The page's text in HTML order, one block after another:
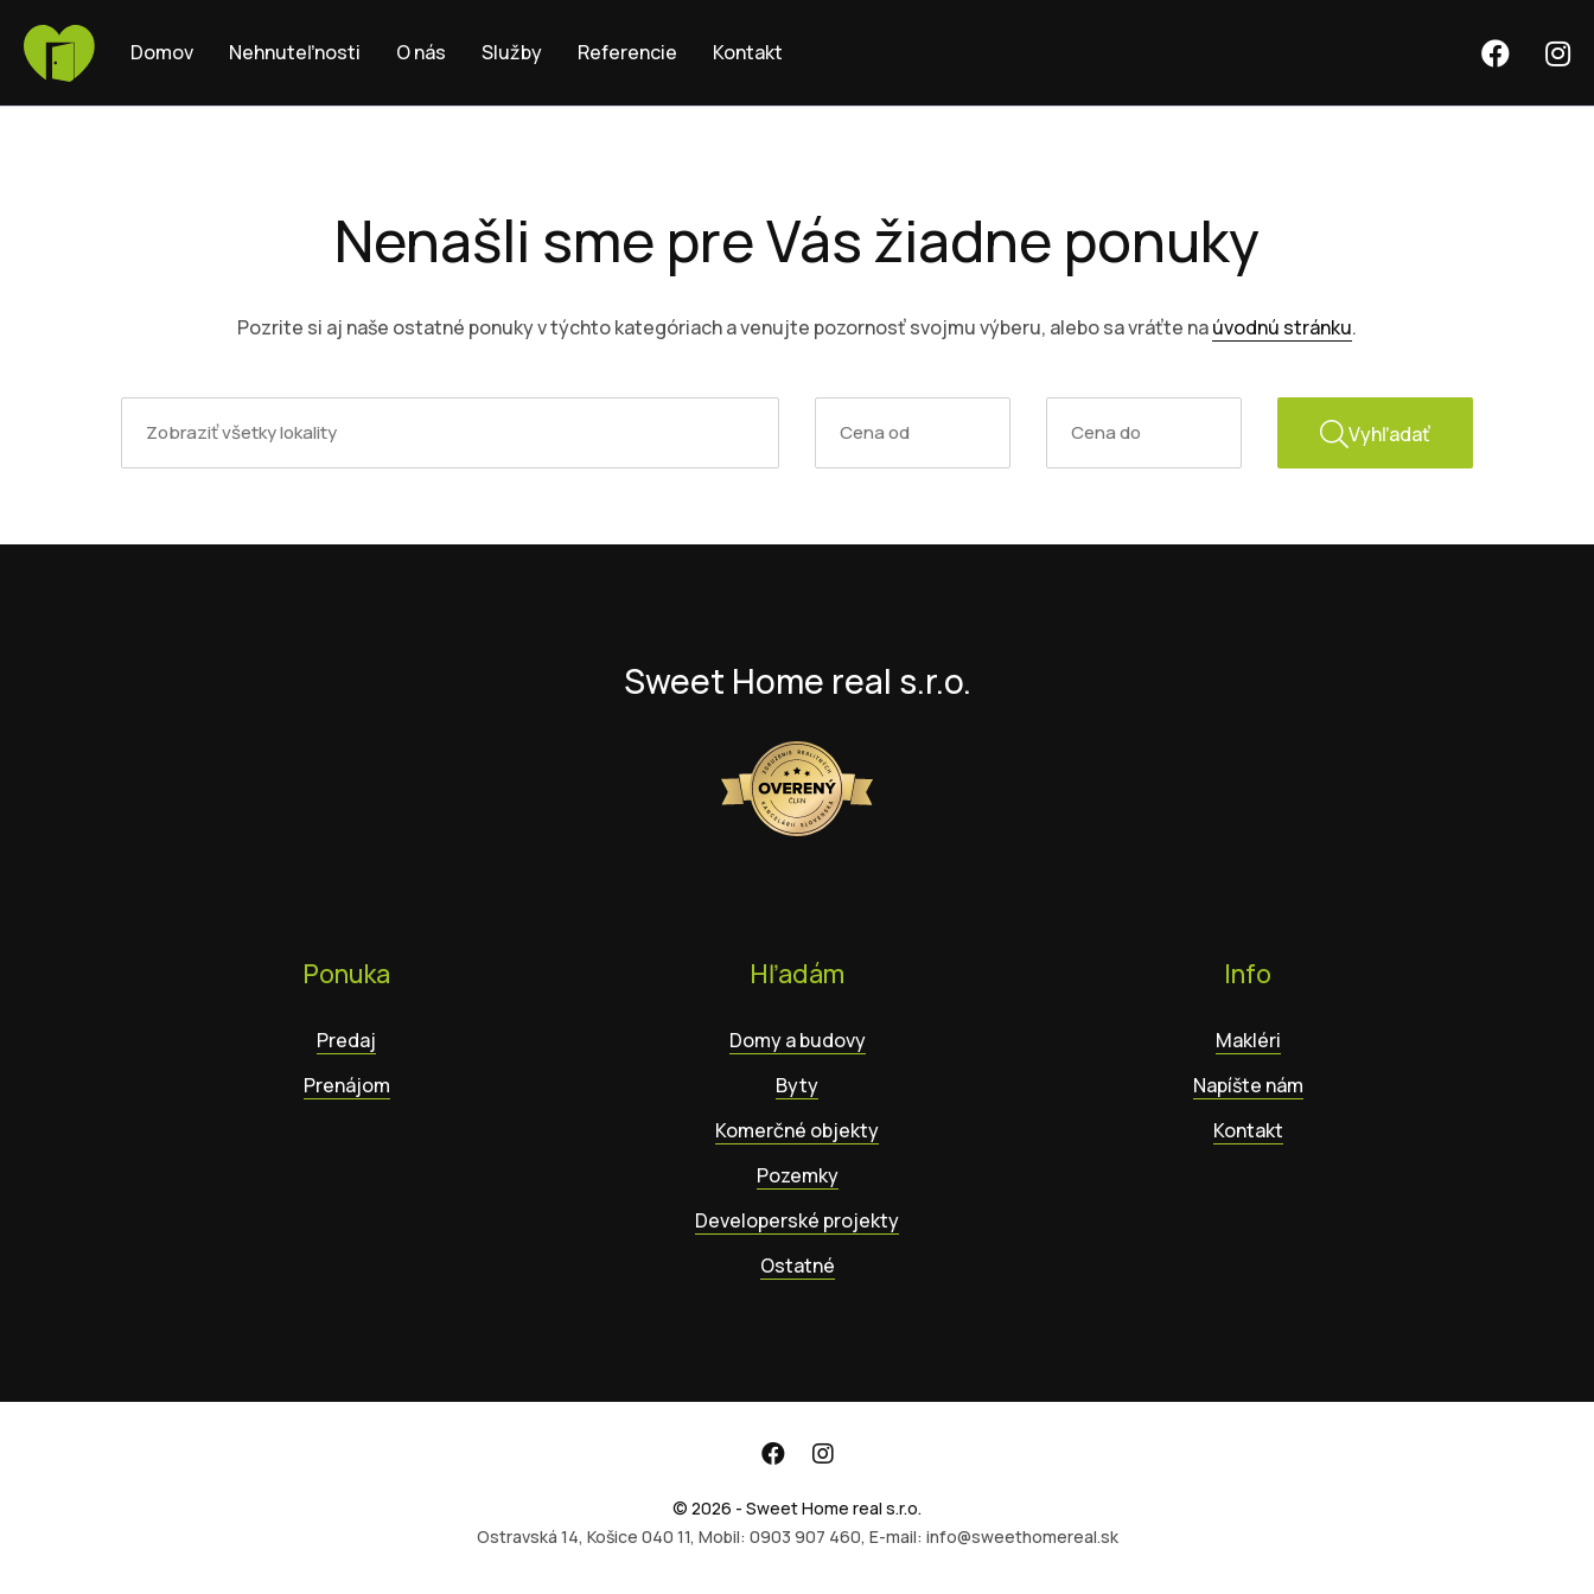
Domov Nehnuteľnosti O nás Služby Referencie Kontakt
Nenašli sme pre Vás žiadne ponuky
Pozrite si aj naše ostatné ponuky v týchto kategóriach a venujte pozornosť svojmu výberu, alebo sa vráťte naúvodnú stránku.
Vyhľadať
Sweet Home real s.r.o.
Ponuka
Predaj
Prenájom
Hľadám
Domy a budovy
Byty
Komerčné objekty
Pozemky
Developerské projekty
Ostatné
Info
Makléri
Napíšte nám
Kontakt
© 2026 - Sweet Home real s.r.o.
Ostravská 14, Košice 040 11, Mobil: 0903 907 460, E-mail: info@sweethomereal.sk